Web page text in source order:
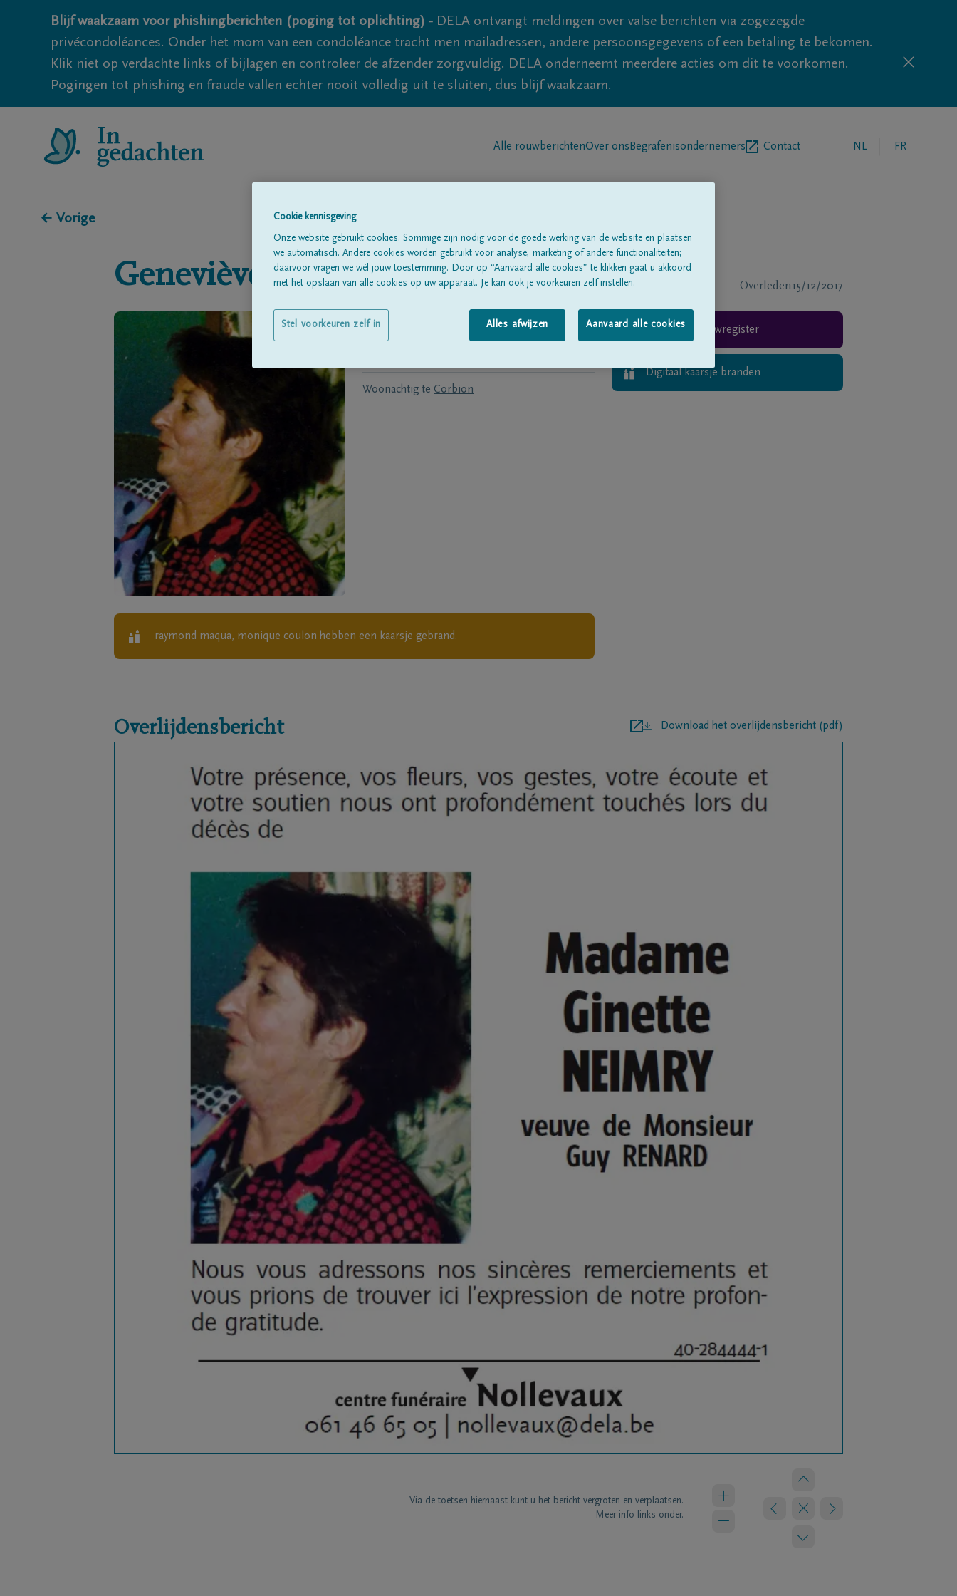
Blijf waakzaam voor phishingberichten (poging tot oplichting) - DELA ontvangt meldingen over valse berichten via zogezegde
privécondoléances. Onder het mom van een condoléance tracht men mailadressen, andere persoonsgegevens of een betaling te bekomen.
Klik niet op verdachte links of bijlagen en controleer de afzender zorgvuldig. DELA onderneemt meerdere acties om dit te voorkomen.
Pogingen tot phishing en fraude vallen echter nooit volledig uit te sluiten, dus blijf waakzaam.
Alle rouwberichtenOver ons Begrafenisondernemers Contact NL FR
← Vorige
Geneviève NEIMRY Overleden15/12/2017
Geboren te 20/01/1937
Woonachtig te Corbion
raymond maqua, monique coulon hebben een kaarsje gebrand.
Rouwregister
Digitaal kaarsje branden
Overlijdensbericht Download het overlijdensbericht (pdf)
Via de toetsen hiernaast kunt u het bericht vergroten en verplaatsen.
Meer info links onder.
Cookie kennisgeving
Onze website gebruikt cookies. Sommige zijn nodig voor de goede werking van de website en plaatsen
we automatisch. Andere cookies worden gebruikt voor analyse, marketing of andere functionaliteiten;
daarvoor vragen we wél jouw toestemming. Door op “Aanvaard alle cookies” te klikken gaat u akkoord
met het opslaan van alle cookies op uw apparaat. Je kan ook je voorkeuren zelf instellen.
Alles afwijzen Aanvaard alle cookies
Stel voorkeuren zelf in